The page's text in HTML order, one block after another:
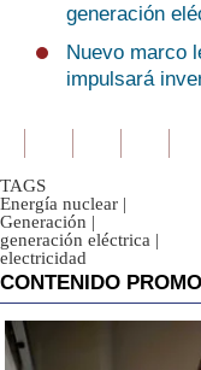
generación
Nuevo marco
impulsará
TAGS
Energía nuclear |
Generación |
generación eléctrica |
electricidad